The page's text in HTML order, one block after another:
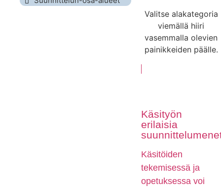
Valitse alakategoria
viemällä hiiri
vasemmalla olevien
painikkeiden päälle.
Käsityön
erilaisia
Käsitöiden
tekemisessä ja
opetuksessa voi